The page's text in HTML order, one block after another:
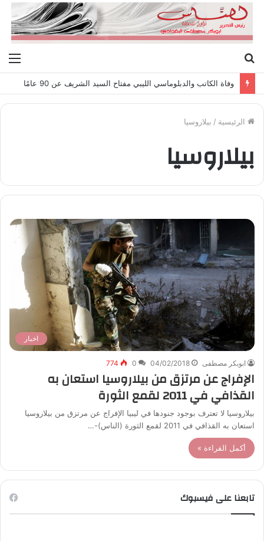
عن
وفاة الكاتب والدبلوماسي الليبي مفتاح السيد الشريف عن 90 عامًا
الرئيسية / بيلاروسيا
بيلاروسيا
اخبار
ابوبكر مصطفى 04/02/2018
0
774
الإفراج عن مرتزق من بيلاروسيا استعان به
القذافي في 2011 لقمع الثورة
بيلاروسيا لا تعترف بوجود جنودها في ليبيا الإفراج عن مرتزق من بيلاروسيا
استعان به القذافي في 2011 لقمع الثورة (الناس)-…
أكمل القراءة »
تابعنا على فيسبوك